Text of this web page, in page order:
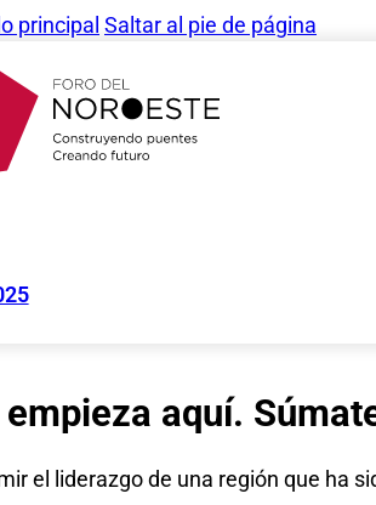
principal Saltar al pie de página
aquí.
el liderazgo de una región que ha